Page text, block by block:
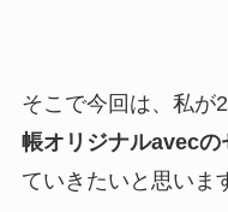
そこで今回は、私が
帳オリジナルavecの
ていきたいと思いま